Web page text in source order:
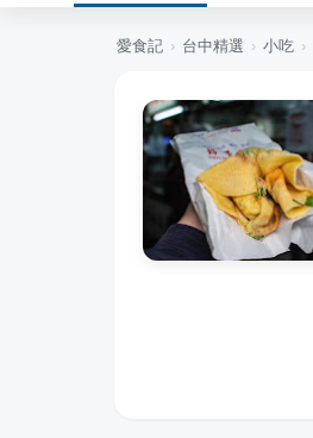
愛食記 › 台中精選 › 小吃 ›